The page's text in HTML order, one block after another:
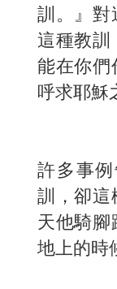
訓。』對
這種教訓
能在你們
呼求耶穌
許多事
訓，卻這
天他騎腳
地上的時